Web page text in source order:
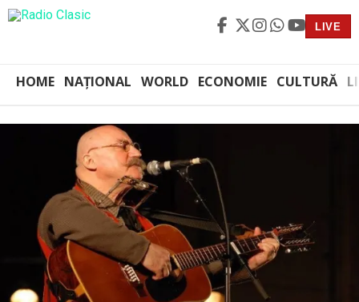
LIVE
HOME NAȚIONAL WORLD ECONOMIE CULTURĂ